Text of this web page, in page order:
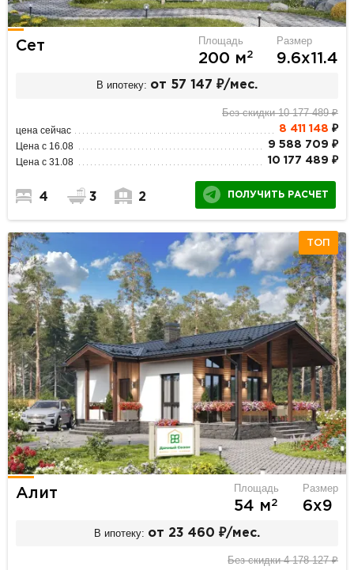
Сет Площадь
200 м2
Размер
9.6х11.4
В ипотеку: от 57 147 ₽/мес.
Без скидки 10 177 489 ₽
цена сейчас 8 411 148 ₽
Цена с 16.08 9 588 709 ₽
Цена с 31.08 10 177 489 ₽
4 3 2 ПОЛУЧИТЬ РАСЧЕТ
ТОП
Алит Площадь
54 м2
Размер
6х9
В ипотеку: от 23 460 ₽/мес.
Без скидки 4 178 127 ₽